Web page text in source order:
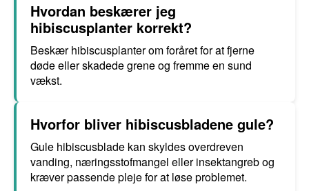
Hvordan beskærer jeg
hibiscusplanter korrekt?
Beskær hibiscusplanter om foråret for at fjerne
døde eller skadede grene og fremme en sund
vækst.
Hvorfor bliver hibiscusbladene gule?
Gule hibiscusblade kan skyldes overdreven
vanding, næringsstofmangel eller insektangreb og
kræver passende pleje for at løse problemet.